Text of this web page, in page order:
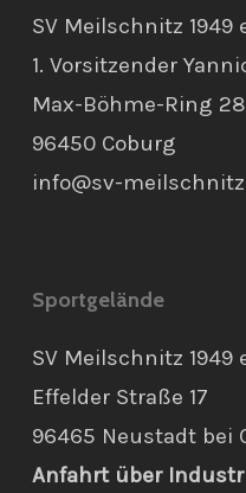
SV Meilschnitz 1949
1. Vorsitzender
Max-Böhme-Ring
96450 Coburg
info@sv-
Sportgelände
SV Meilschnitz 1949
Effelder Straße 17
96465 Neustadt bei
Anfahrt über